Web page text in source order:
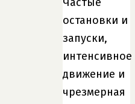
остановки и
запуски,
интенсивное
движение и
чрезмерная